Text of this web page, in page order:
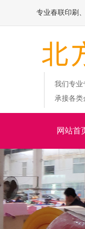
专业春联印刷
我们专业
承接各类
网站首